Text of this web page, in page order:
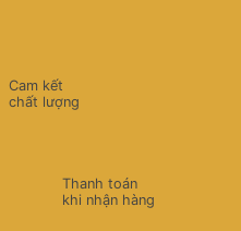
Thanh toán
khi nhận hàng
Cam kết
chất lượng